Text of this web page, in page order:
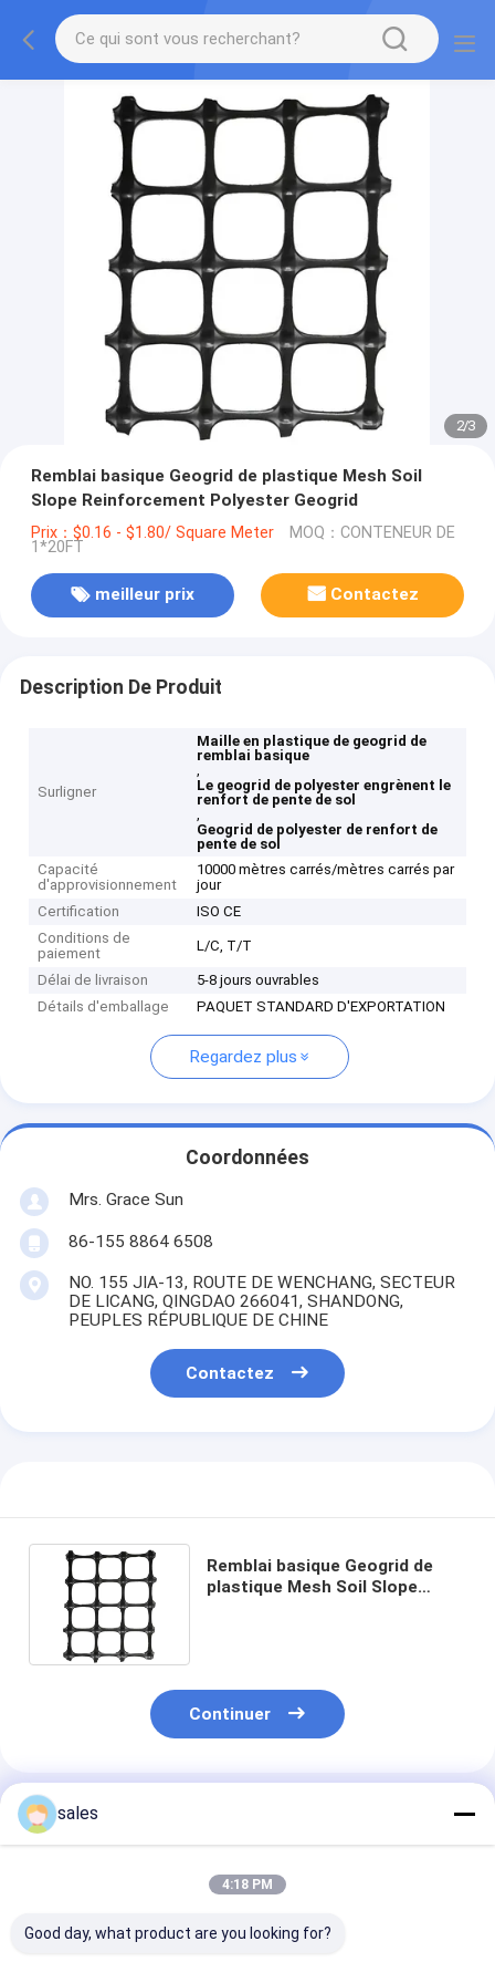
2/3
Remblai basique Geogrid de plastique Mesh Soil
Slope Reinforcement Polyester Geogrid
Prix：$0.16 - $1.80/ Square Meter MOQ：CONTENEUR DE
1*20FT
meilleur prix Contactez
Description De Produit
Surligner
Maille en plastique de geogrid de
remblai basique
,
Le geogrid de polyester engrènent le
renfort de pente de sol
,
Geogrid de polyester de renfort de
pente de sol
Capacité
d'approvisionnement
10000 mètres carrés/mètres carrés par
jour
Certification
ISO CE
Conditions de
paiement
L/C, T/T
Délai de livraison
5-8 jours ouvrables
Détails d'emballage
PAQUET STANDARD D'EXPORTATION
Regardez plus
Coordonnées
Mrs. Grace Sun
86-155 8864 6508
NO. 155 JIA-13, ROUTE DE WENCHANG, SECTEUR
DE LICANG, QINGDAO 266041, SHANDONG,
PEUPLES RÉPUBLIQUE DE CHINE
Contactez
Remblai basique Geogrid de
plastique Mesh Soil Slope
Continuer
Produits Recommandés
sales
4:18 PM
Good day, what product are you looking for?